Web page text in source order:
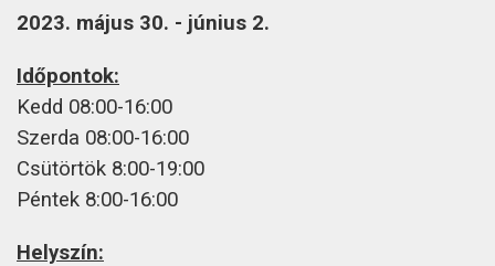
2023. május 30. - június 2.
Időpontok:
Kedd 08:00-16:00
Szerda 08:00-16:00
Csütörtök 8:00-19:00
Péntek 8:00-16:00
Helyszín: